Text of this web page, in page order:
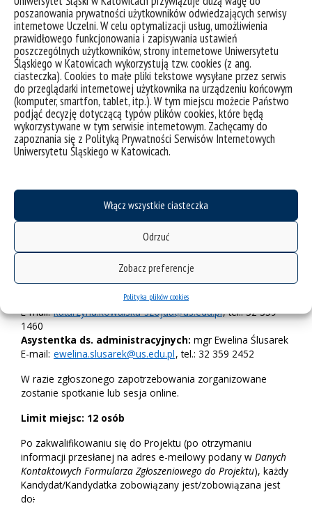
poszanowania prywatności użytkowników odwiedzających serwisy
internetowe Uczelni. W celu optymalizacji usług, umożliwienia
prawidłowego funkcjonowania i zapisywania ustawień
poszczególnych użytkowników, strony internetowe Uniwersytetu
Śląskiego w Katowicach wykorzystują tzw. cookies (z ang.
ciasteczka). Cookies to małe pliki tekstowe wysyłane przez serwis
do przeglądarki internetowej użytkownika na urządzeniu końcowym
(komputer, smartfon, tablet, itp.). W tym miejscu możecie Państwo
podjąć decyzję dotyczącą typów plików cookies, które będą
wykorzystywane w tym serwisie internetowym. Zachęcamy do
zapoznania się z Polityką Prywatności Serwisów Internetowych
Uniwersytetu Śląskiego w Katowicach.
Włącz wszystkie ciasteczka
Odrzuć
Zobacz preferencje
Polityka plików cookies
Komisja rekrutacyjna:
Przewodniczący Komisji: dr Katarzyna Kowalska-
Szojda, prof. UŚ,
Członek: mgr Ewelina Ślusarek
Członek: dr hab. Aneta Słodek, prof. UŚ
Dokumenty rekrutacyjne należy złożyćosobiście lub
przesłać pocztą/kurierem (decyduje data wpływu
dokumentów na Uczelnię)w Biurze Projektu:
adres: ul. Bankowa 14, Katowice, pokój 328
jeżeli nie ma możliwości dostarczenia dokumentów
bezpośredni kontakt mejlowy z Koordynatorem Projektu w
celu ustalenia innej możliwości
Kontakt do zespołu odpowiedzialnego za proces rekrutacji:
Koordynator Projektu:dr Katarzyna Kowalska-Szojda,
E-mail:katarzyna.kowalska-szojda@us.edu.pl, tel.: 32 359
1460
Asystentka ds. administracyjnych: mgr Ewelina Ślusarek
E-mail: ewelina.slusarek@us.edu.pl, tel.: 32 359 2452
W razie zgłoszonego zapotrzebowania zorganizowane
zostanie spotkanie lub sesja online.
Limit miejsc: 12 osób
Po zakwalifikowaniu się do Projektu (po otrzymaniu
informacji przesłanej na adres e-meilowy podany w Danych
Kontaktowych Formularza Zgłoszeniowego do Projektu), każdy
Kandydat/Kandydatka zobowiązany jest/zobowiązana jest
do: